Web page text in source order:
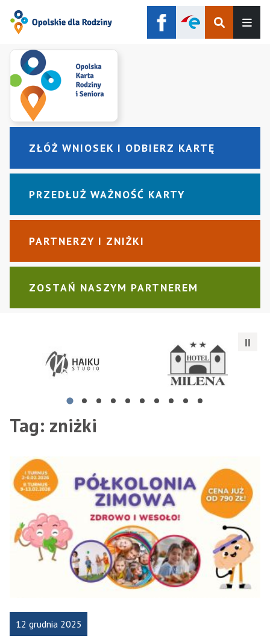
Szukaj
ZŁÓŻ WNIOSEK I ODBIERZ KARTĘ
PRZEDŁUŻ WAŻNOŚĆ KARTY
PARTNERZY I ZNIŻKI
ZOSTAŃ NASZYM PARTNEREM
Tag: zniżki
12 grudnia 2025